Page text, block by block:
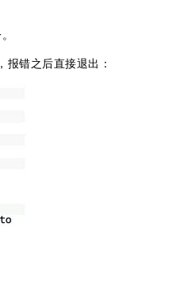
错之后直接退出：